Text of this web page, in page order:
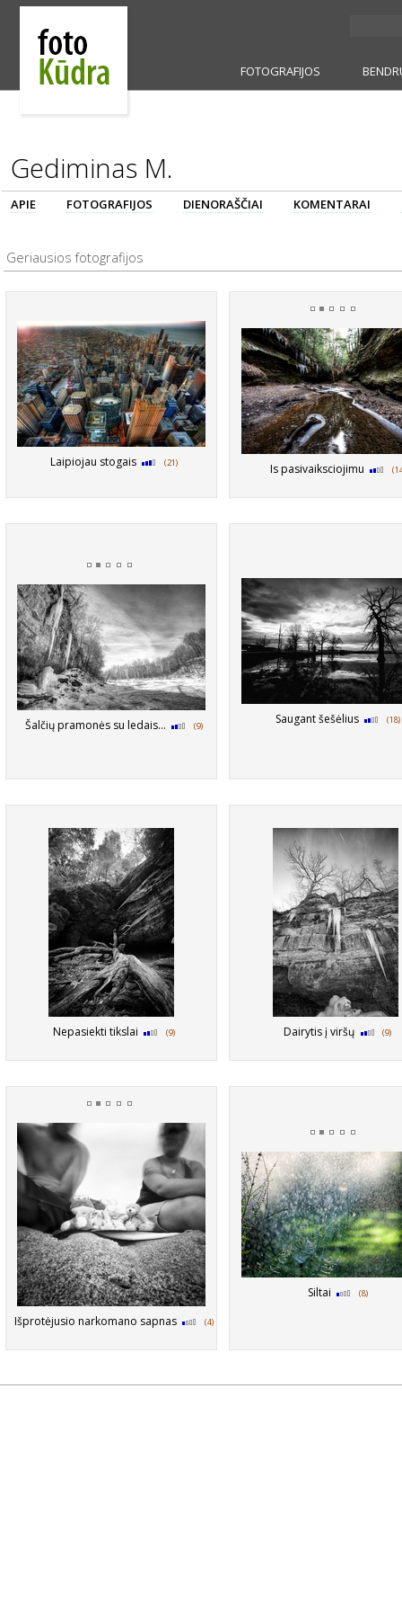
FOTOGRAFIJOS
Gediminas M.
APIE FOTOGRAFIJOS DIENORAŠČIAI KOMENTARAI
Geriausios fotografijos
Laipiojau stogais (21) Is pasivaiksciojimu
Šalčių pramonės su ledais... (9) Saugant šešėlius (18)
Nepasiekti tikslai (9) Dairytis į viršų (9)
Išprotėjusio narkomano sapnas (4)
Siltai (8)